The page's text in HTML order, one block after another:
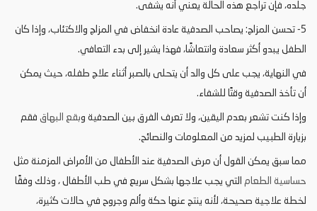
جلده، فإن تراجع هذه الحالة يعني أنه يشفى.
5- تحسن المزاج: يصاحب الصدفية عادة انخفاض في المزاج والاكتئاب، وإذا كان
الطفل يبدو أكثر سعادة وانتعاشًا، فهذا يشير إلى بدء التعافي.
في النهاية، يجب على كل والد أن يتحلى بالصبر أثناء علاج طفله، حيث يمكن
أن تأخذ الصدفية وقتًا للشفاء.
وإذا كنت تشعر بعدم اليقين، ولا تعرف الفرق بين الصدفية وبقع البهاق فقم
بزيارة الطبيب لمزيد من المعلومات والنصائح.
مما سبق يمكن القول أن مرض الصدفية عند الأطفال من الأمراض المزمنة مثل
حساسية الطعام التي يجب علاجها بشكل سريع في طب الأطفال ، وذلك وفقًا
لخطة علاجية صحيحة، لأنه ينتج عنها حكة وألم وجروح في حالات كثيرة،